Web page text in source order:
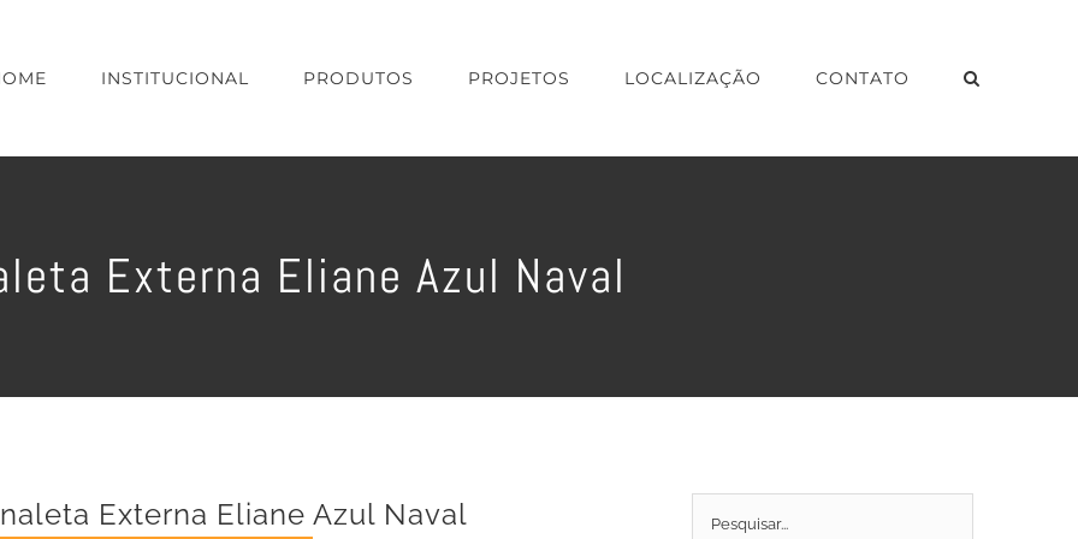
INSTITUCIONAL PRODUTOS PROJETOS LOCALIZAÇÃO CONTATO
Externa Eliane Azul Naval
Externa Eliane Azul Naval